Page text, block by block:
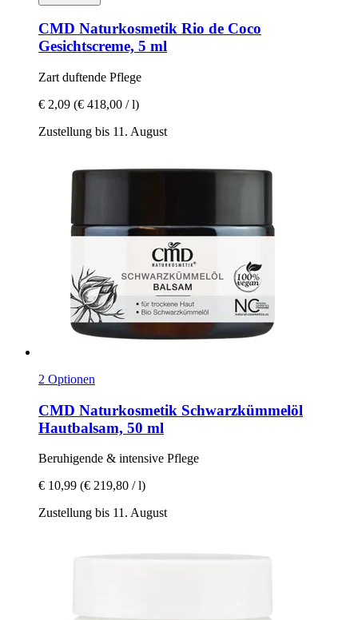
CMD Naturkosmetik Rio de Coco
Gesichtscreme, 5 ml
Zart duftende Pflege
€ 2,09 (€ 418,00 / l)
Zustellung bis 11. August
2 Optionen
CMD Naturkosmetik Schwarzkümmelöl
Hautbalsam, 50 ml
Beruhigende & intensive Pflege
€ 10,99 (€ 219,80 / l)
Zustellung bis 11. August